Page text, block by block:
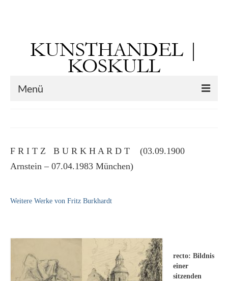
KUNSTHANDEL |
KOSKULL
Menü
George Paice
Johann Georg Strobel
F R I T Z B U R K H A R D T (03.09.1900
Arnstein – 07.04.1983 München)
Weitere Werke von Fritz Burkhardt
recto: Bildnis
einer
sitzenden